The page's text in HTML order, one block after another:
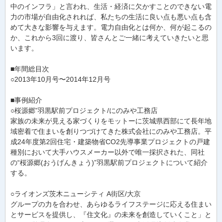
中のインフラ」と言われ、生活・経済に欠かすことのできない電
力の市場が自由化されれば、私たちの生活に良い点も悪い点も含
めて大きな影響を与えます。電力自由化とは何か、何が起こるの
か、これから3回に渡り、皆さんとご一緒に考えていきたいと思
います。
■年間総目次
○2013年10月号〜2014年12月号
■事例紹介
○桜源郷”羽黒駅前プロジェクト/にのみや工務店
家族の未来が見える家づくりをモットーに茨城県西部にて長年地
域密着で住まいを創りつづけてきた株式会社にのみや工務店。平
成24年度第2回住宅・建築物省CO2先導事業プロジェクトの戸建
種別において大手ハウスメーカー以外で唯一採択された、同社
の“桜源郷(おうげんきょう)”羽黒駅前プロジェクトについて紹介
する。
○ライオンズ茨木ニューシティ A街区/大京
グループの力を合わせ、あらゆるライフステージに応える住まい
とサービスを提供し、『住文化』の未来を創造していくこと」と